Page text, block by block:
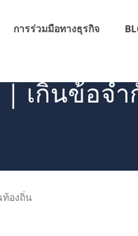
การร่วมมือทางธุรกิจ
| เกินข้อจ
องถิ่น